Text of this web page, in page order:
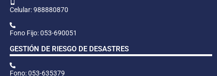
Celular: 988880870
Fono Fijo: 053-690051
GESTIÓN DE RIESGO DE DESASTRES
Fono: 053-635379